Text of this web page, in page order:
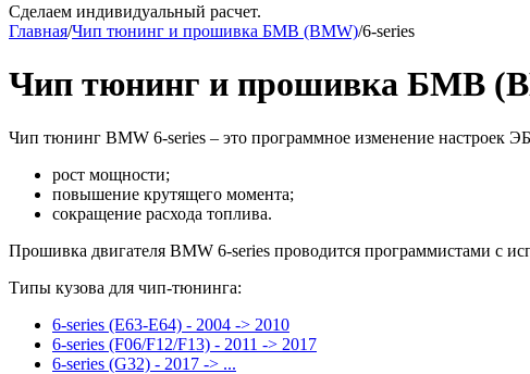
Сделаем индивидуальный расчет.
Главная/Чип тюнинг и прошивка БМВ (BMW)/6-series
Чип тюнинг и прошивка БМВ
Чип тюнинг BMW 6-series​ – это программное изменение настроек
рост мощности;
повышение крутящего момента;
сокращение расхода топлива.
Прошивка двигателя BMW 6-series проводится программистами с
Типы кузова для чип-тюнинга:
6-series (E63-E64) - 2004 -> 2010
6-series (F06/F12/F13) - 2011 -> 2017
6-series (G32) - 2017 -> ...